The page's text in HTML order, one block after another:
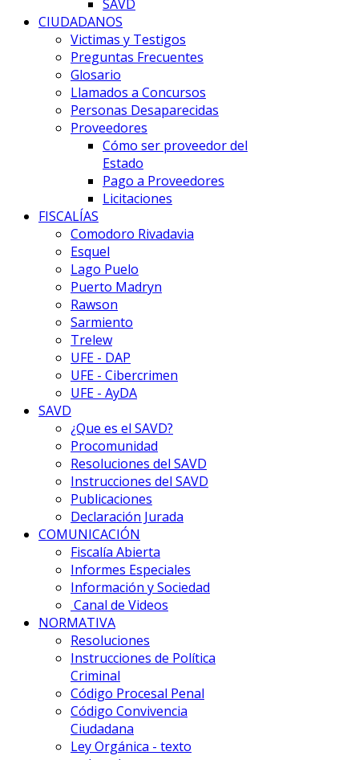
SAVD
CIUDADANOS
Victimas y Testigos
Preguntas Frecuentes
Glosario
Llamados a Concursos
Personas Desaparecidas
Proveedores
Cómo ser proveedor del
Estado
Pago a Proveedores
Licitaciones
FISCALÍAS
Comodoro Rivadavia
Esquel
Lago Puelo
Puerto Madryn
Rawson
Sarmiento
Trelew
UFE - DAP
UFE - Cibercrimen
UFE - AyDA
SAVD
¿Que es el SAVD?
Procomunidad
Resoluciones del SAVD
Instrucciones del SAVD
Publicaciones
Declaración Jurada
COMUNICACIÓN
Fiscalía Abierta
Informes Especiales
Información y Sociedad
Canal de Videos
NORMATIVA
Resoluciones
Instrucciones de Política
Criminal
Código Procesal Penal
Código Convivencia
Ciudadana
Ley Orgánica - texto